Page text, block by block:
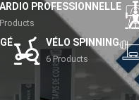
PROFESSIONNELLE
VÉLO SPINNING
6 Products
Accueil Produits